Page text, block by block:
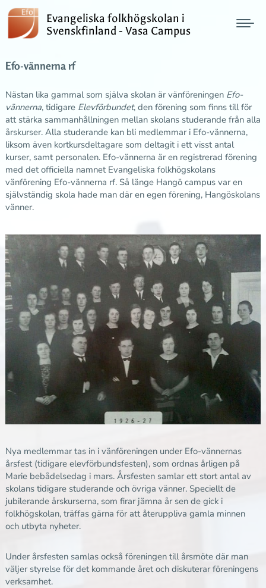
Evangeliska folkhögskolan i
Svenskfinland - Vasa Campus
Efo-vännerna rf
Nästan lika gammal som själva skolan är vänföreningen Efo-
vännerna, tidigare Elevförbundet, den förening som finns till för
att stärka sammanhållningen mellan skolans studerande från alla
årskurser. Alla studerande kan bli medlemmar i Efo-vännerna,
liksom även kortkursdeltagare som deltagit i ett visst antal
kurser, samt personalen. Efo-vännerna är en registrerad förening
med det officiella namnet Evangeliska folkhögskolans
vänförening Efo-vännerna rf. Så länge Hangö campus var en
självständig skola hade man där en egen förening, Hangöskolans
vänner.
Nya medlemmar tas in i vänföreningen under Efo-vännernas
årsfest (tidigare elevförbundsfesten), som ordnas årligen på
Marie bebådelsedag i mars. Årsfesten samlar ett stort antal av
skolans tidigare studerande och övriga vänner. Speciellt de
jubilerande årskurserna, som firar jämna år sen de gick i
folkhögskolan, träffas gärna för att återuppliva gamla minnen
och utbyta nyheter.
Under årsfesten samlas också föreningen till årsmöte där man
väljer styrelse för det kommande året och diskuterar föreningens
verksamhet.